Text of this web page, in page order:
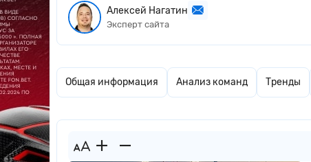
Алексей Нагатин
Эксперт сайта
Общая информация Анализ команд Тренды